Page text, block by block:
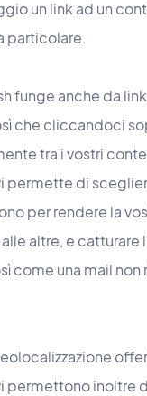
un link ad un
particolare.
funge anche da
che cliccandoci
tra i vostri
permette di
per rendere la
altre, e catturare
come una mail non
permettono inoltre